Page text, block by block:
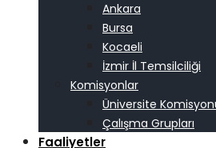
Ankara
Bursa
Kocaeli
İzmir İl Temsilciliği
Komisyonlar
Üniversite
Çalışma Grupları
Faaliyetler